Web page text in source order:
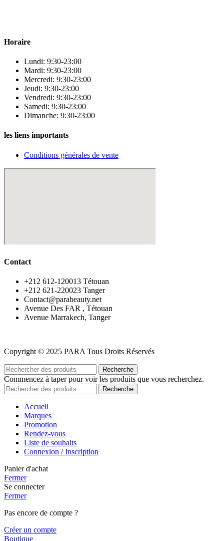
Horaire
Lundi: 9:30-23:00
Mardi: 9:30-23:00
Mercredi: 9:30-23:00
Jeudi: 9:30-23:00
Vendredi: 9:30-23:00
Samedi: 9:30-23:00
Dimanche: 9:30-23:00
les liens importants
Conditions générales de vente
Contact
‪+212 612-120013 Tétouan
‪+212 621-220023 Tanger
Contact@parabeauty.net
Avenue Des FAR , Tétouan
Avenue Marrakech, Tanger
Copyright © 2025 PARA Tous Droits Réservés
Recherche
Commencez à taper pour voir les produits que vous recherchez.
Recherche
Accueil
Marques
Promotion
Rendez-vous
Liste de souhaits
Connexion / Inscription
Panier d'achat
Fermer
Se connecter
Fermer
Pas encore de compte ?
Créer un compte
Boutique